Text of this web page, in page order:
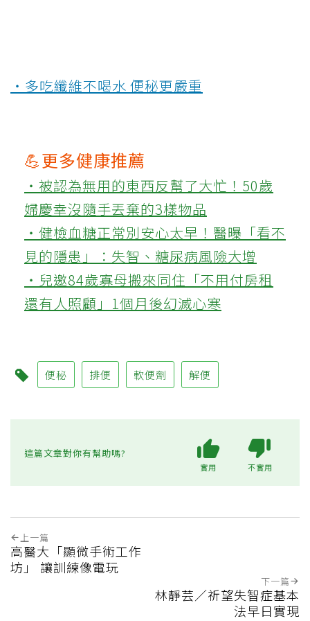
‧多吃纖維不喝水 便秘更嚴重
💪更多健康推薦
‧被認為無用的東西反幫了大忙！50歲
婦慶幸沒隨手丟棄的3樣物品
‧健檢血糖正常別安心太早！醫曝「看不
見的隱患」：失智、糖尿病風險大增
‧兒邀84歲寡母搬來同住「不用付房租
還有人照顧」1個月後幻滅心寒
便秘 排便 軟便劑 解便
這篇文章對你有幫助嗎?
實用 不實用
上一篇
高醫大「顯微手術工作
坊」 讓訓練像電玩
下一篇
林靜芸／祈望失智症基本
法早日實現